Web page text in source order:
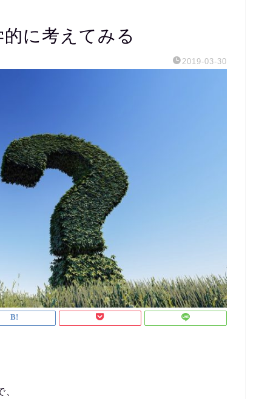
的に考えてみる
2019-03-30